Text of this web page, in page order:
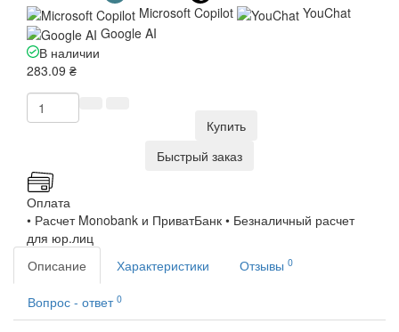
Microsoft Copilot
YouChat
Google AI
В наличии
283.09 ₴
Купить
Быстрый заказ
Оплата
• Расчет Monobank и ПриватБанк • Безналичный расчет
для юр.лиц
Описание
Характеристики Отзывы 0
Вопрос - ответ 0